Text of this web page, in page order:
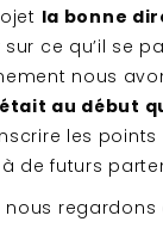
la bonne
ce qu’il se
nous
au début
les points
de futurs